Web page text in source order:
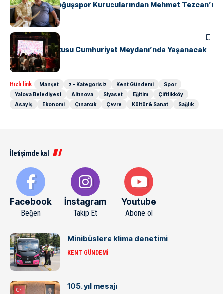
Safranyolu Doğuşspor Kurucularından Mehmet Tezcan’ı
Unutmadı
GÜNDEMSPOR
Milli Maç Coşkusu Cumhuriyet Meydanı’nda Yaşanacak
Hızlı link Manşet z - Kategorisiz Kent Gündemi
Spor
Yalova Belediyesi
Altınova Siyaset Eğitim
Çiftlikköy
Asayiş
Ekonomi Çınarcık Çevre Kültür & Sanat Sağlık
İletişimde kal
Facebook
Beğen
İnstagram
Takip Et
Youtube
Abone ol
Minibüslere klima denetimi
KENT GÜNDEMI
105. yıl mesajı